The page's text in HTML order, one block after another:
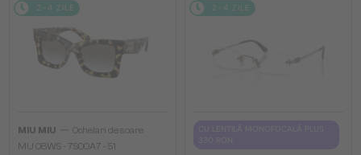
2-4 ZILE
MIU MIU
Ochelari de soare
MU 08WS - 7S00A7 - 51
2-4 ZILE